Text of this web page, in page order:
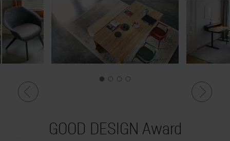
GOOD DESIGN Award